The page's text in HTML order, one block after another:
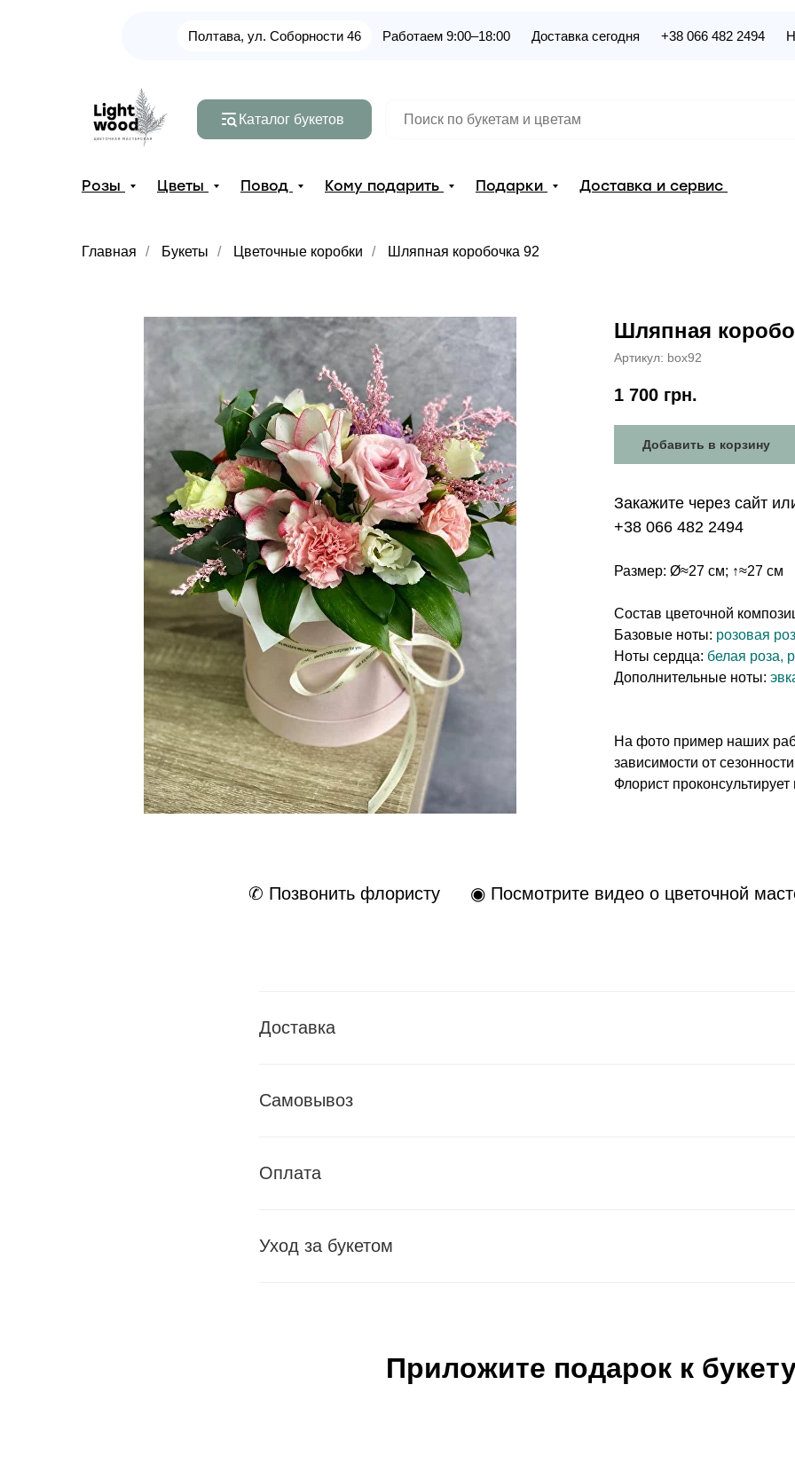
Полтава, ул. Соборности 46 Работаем 9:00–18:00 Доставка сегодня +38 066 482 2494
Каталог букетов
Розы Цветы Повод Кому подарить Подарки Доставка и сервис
Главная / Букеты / Цветочные коробки / Шляпная коробочка 92
Шляпная
Артикул: box92
1 700 грн.
Добавить в корзину
Закажите через сайт
+38 066 482 2494
Размер: Ø≈27 см; ↑≈27 см
Состав цветочной
Базовые ноты: розовая
Ноты сердца: белая роза,
Дополнительные ноты:
На фото пример наших
зависимости от
Флорист
✆ Позвонить флористу ◉ Посмотрите видео о цветочной
Доставка
Самовывоз
Оплата
Уход за букетом
Приложите подарок к